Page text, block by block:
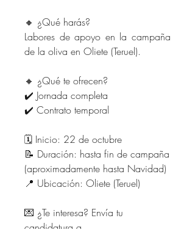
🔸 ¿Qué harás?
Labores de apoyo en la campaña
de la oliva en Oliete (Teruel).
🔸 ¿Qué te ofrecen?
✔️ Jornada completa
✔️ Contrato temporal
🗓️ Inicio: 22 de octubre
📝 Duración: hasta fin de campaña
(aproximadamente hasta Navidad)
📍 Ubicación: Oliete (Teruel)
💌 ¿Te interesa? Envía tu